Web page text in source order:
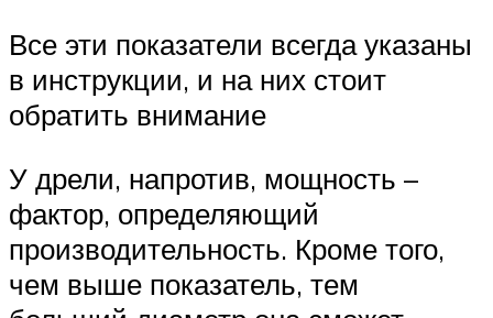
Все эти показатели всегда указаны
в инструкции, и на них стоит
обратить внимание
У дрели, напротив, мощность –
фактор, определяющий
производительность. Кроме того,
чем выше показатель, тем